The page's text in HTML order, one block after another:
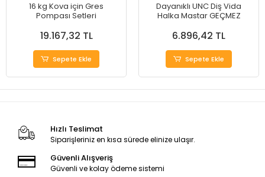
16 kg Kova için Gres
Pompası Setleri
19.167,32 TL
Sepete Ekle
Dayanıklı UNC Diş Vida
Halka Mastar GEÇMEZ
6.896,42 TL
Sepete Ekle
Hızlı Teslimat
Siparişleriniz en kısa sürede elinize ulaşır.
Güvenli Alışveriş
Güvenli ve kolay ödeme sistemi